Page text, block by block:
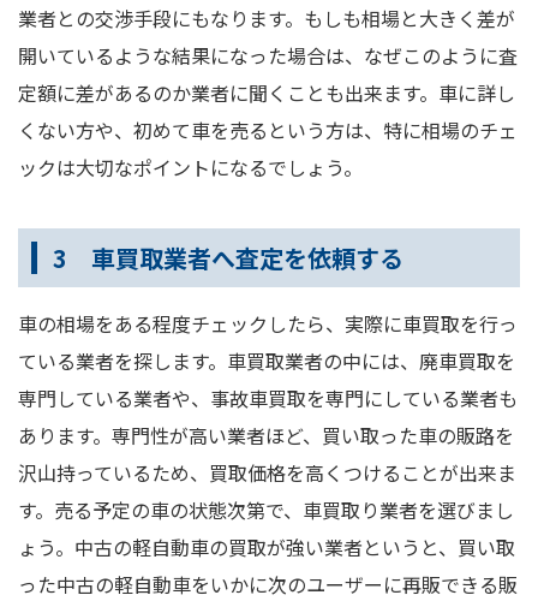
業者との交渉手段にもなります。もしも相場と大きく差が
開いているような結果になった場合は、なぜこのように査
定額に差があるのか業者に聞くことも出来ます。車に詳し
くない方や、初めて車を売るという方は、特に相場のチェ
ックは大切なポイントになるでしょう。
3 車買取業者へ査定を依頼する
車の相場をある程度チェックしたら、実際に車買取を行っ
ている業者を探します。車買取業者の中には、廃車買取を
専門している業者や、事故車買取を専門にしている業者も
あります。専門性が高い業者ほど、買い取った車の販路を
沢山持っているため、買取価格を高くつけることが出来ま
す。売る予定の車の状態次第で、車買取り業者を選びまし
ょう。中古の軽自動車の買取が強い業者というと、買い取
った中古の軽自動車をいかに次のユーザーに再販できる販